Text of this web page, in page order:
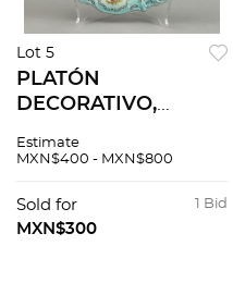
Lot 5
PLATÓN
DECORATIVO,
XX. Elaborado en
Bavaria. Decoración
con escena galante.
Estimate
MXN$400 - MXN$800
1 Bid
Sold for
MXN$300